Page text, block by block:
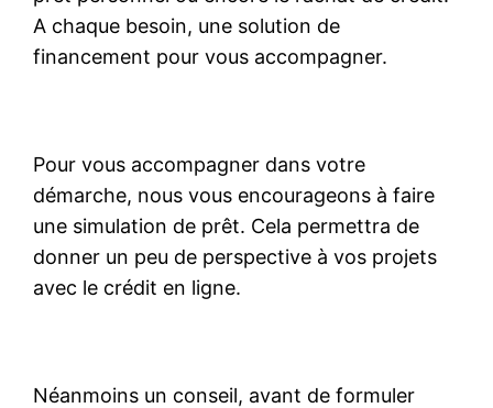
A chaque besoin, une solution de
financement pour vous accompagner.
Pour vous accompagner dans votre
démarche, nous vous encourageons à faire
une simulation de prêt. Cela permettra de
donner un peu de perspective à vos projets
avec le crédit en ligne.
Néanmoins un conseil, avant de formuler